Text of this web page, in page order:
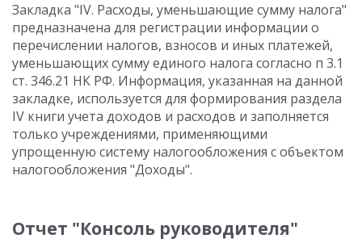
Закладка "IV. Расходы, уменьшающие сумму налога"
предназначена для регистрации информации о
перечислении налогов, взносов и иных платежей,
уменьшающих сумму единого налога согласно п 3.1
ст. 346.21 НК РФ. Информация, указанная на данной
закладке, используется для формирования раздела
IV книги учета доходов и расходов и заполняется
только учреждениями, применяющими
упрощенную систему налогообложения с объектом
налогообложения "Доходы".
Отчет "Консоль руководителя"